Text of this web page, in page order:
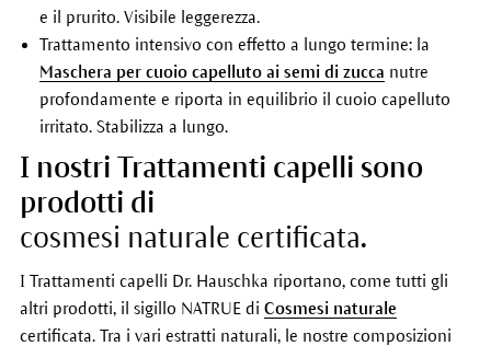
e il prurito. Visibile leggerezza.
Trattamento intensivo con effetto a lungo termine: la
Maschera per cuoio capelluto ai semi di zucca nutre
profondamente e riporta in equilibrio il cuoio capelluto
irritato. Stabilizza a lungo.
I nostri Trattamenti capelli sono
prodotti di
cosmesi naturale certificata.
I Trattamenti capelli Dr. Hauschka riportano, come tutti gli
altri prodotti, il sigillo NATRUE di Cosmesi naturale
certificata. Tra i vari estratti naturali, le nostre composizioni